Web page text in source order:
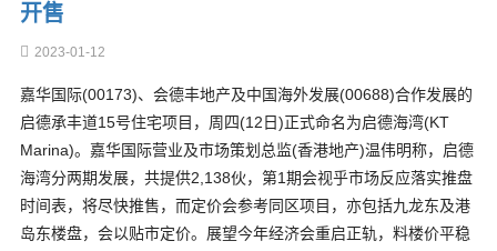
开售
2023-01-12
嘉华国际(00173)、会德丰地产及中国海外发展(00688)合作发展的
启德承丰道15号住宅项目，周四(12日)正式命名为启德海湾(KT
Marina)。嘉华国际营业及市场策划总监(香港地产)温伟明称，启德
海湾分两期发展，共提供2,138伙，第1期会视乎市场反应落实推盘
时间表，将尽快推售，而定价会参考同区项目，亦包括九龙东及港
岛东楼盘，会以贴市定价。展望今年经济会重启正轨，料楼价平稳